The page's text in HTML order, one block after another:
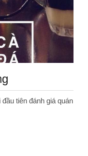
tiên đánh giá quán